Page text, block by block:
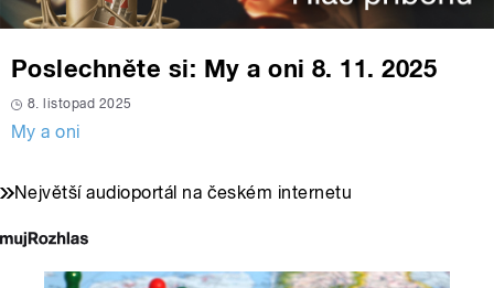
Poslechněte si: My a oni 8. 11. 2025
8. listopad 2025
My a oni
Největší audioportál na českém internetu